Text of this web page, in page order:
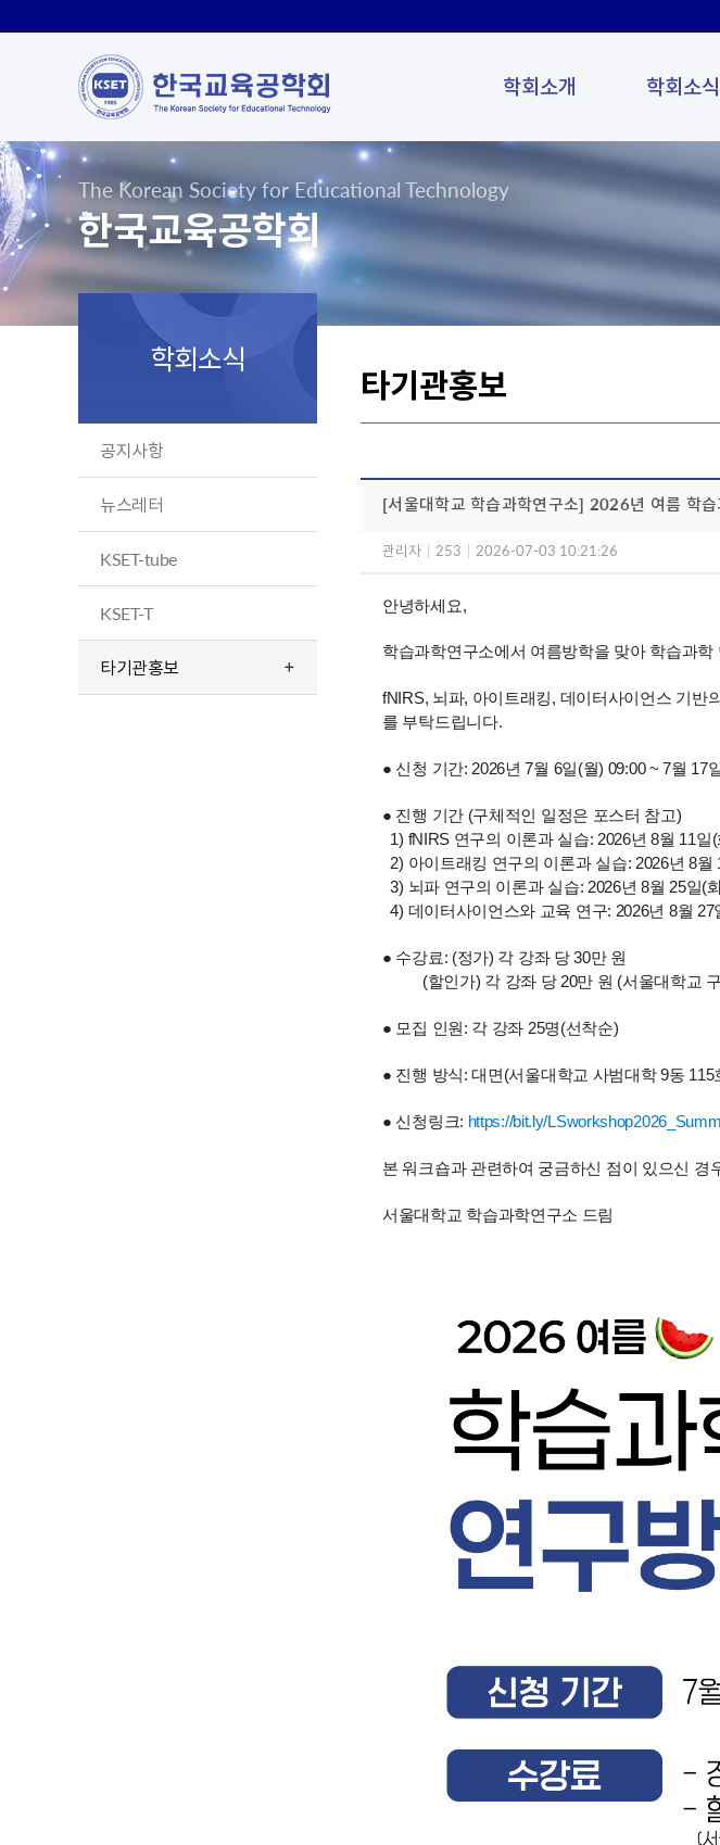
학회소개 학회소식
The Korean Society for Educational Technology
한국교육공학회
학회소식
공지사항
뉴스레터
KSET-tube
KSET-T
타기관홍보
타기관홍보
[서울대학교 학습과학연구소] 2026년 여름 학
관리자 253 2026-07-03 10:21:26
안녕하세요,
학습과학연구소에서 여름방학을 맞아 학습과
fNIRS, 뇌파, 아이트래킹, 데이터사이언스 기반
를 부탁드립니다.
● 신청 기간: 2026년 7월 6일(월) 09:00 ~ 7월 17
● 진행 기간 (구체적인 일정은 포스터 참고)
1) fNIRS 연구의 이론과 실습: 2026년 8월 11일
2) 아이트래킹 연구의 이론과 실습: 2026년 8월
3) 뇌파 연구의 이론과 실습: 2026년 8월 25일(
4) 데이터사이언스와 교육 연구: 2026년 8월 27
● 수강료: (정가) 각 강좌 당 30만 원
(할인가) 각 강좌 당 20만 원 (서울대학교 구
● 모집 인원: 각 강좌 25명(선착순)
● 진행 방식: 대면(서울대학교 사범대학 9동 115
● 신청링크: https://bit.ly/
본 워크숍과 관련하여 궁금하신 점이 있으신 경
서울대학교 학습과학연구소 드림